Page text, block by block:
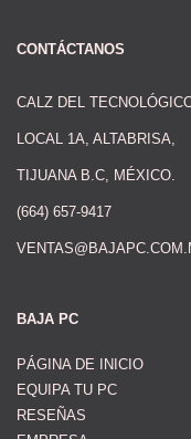
CONTÁCTANOS
CALZ DEL
LOCAL 1A, ALTABRISA,
TIJUANA B.C, MÉXICO.
(664) 657-9417
BAJA PC
PÁGINA DE INICIO
EQUIPA TU PC
RESEÑAS